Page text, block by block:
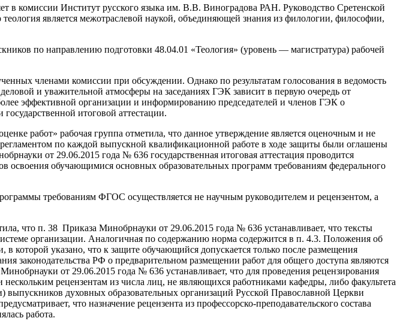
комиссии Институт русского языка им. В.В. Виноградова РАН. Руководство Сретенской
является межотраслевой наукой, объединяющей знания из филологии, философии,
по направлению подготовки 48.04.01 «Теология» (уровень — магистратура) рабочей
членами комиссии при обсуждении. Однако по результатам голосования в ведомость
и уважительной атмосферы на заседаниях ГЭК зависит в первую очередь от
эффективной организации и информированию председателей и членов ГЭК о
итоговой аттестации.
работ» рабочая группа отметила, что данное утверждение является оценочным и не
по каждой выпускной квалификационной работе в ходе защиты были оглашены
от 29.06.2015 года № 636 государственная итоговая аттестация проводится
освоения обучающимися основных образовательных программ требованиям федерального
требованиям ФГОС осуществляется не научным руководителем и рецензентом, а
что п. 38 Приказа Минобрнауки от 29.06.2015 года № 636 устанавливает, что тексты
организации. Аналогичная по содержанию норма содержится в п. 4.3. Положения об
которой указано, что к защите обучающийся допускается только после размещения
законодательства РФ о предварительном размещении работ для общего доступа являются
от 29.06.2015 года № 636 устанавливает, что для проведения рецензирования
рецензентам из числа лиц, не являющихся работниками кафедры, либо факультета
выпускников духовных образовательных организаций Русской Православной Церкви
что назначение рецензента из профессорско-преподавательского состава
работа.